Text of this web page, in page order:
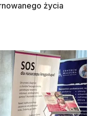
życia